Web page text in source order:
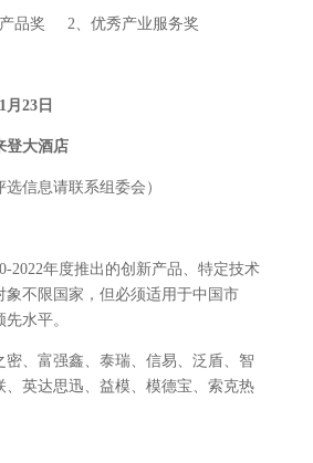
品奖 2、优秀产业服务奖
月 23日
登大酒店
选信息请联系组委会）
2022年度推出的创新产品、特定技术
象不限国家，但必须适用于中国市
水平。
密、富强鑫、泰瑞、信易、泛盾、智
、英达思迅、益模、模德宝、索克热